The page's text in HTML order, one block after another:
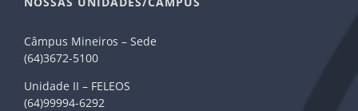
Câmpus Mineiros – Sede
(64)3672-5100
Unidade II – FELEOS
(64)99994-6292